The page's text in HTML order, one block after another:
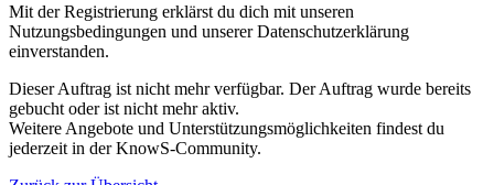
Mit der Registrierung erklärst du dich mit unseren
Nutzungsbedingungen und unserer Datenschutzerklärung
einverstanden.
Dieser Auftrag ist nicht mehr verfügbar. Der Auftrag wurde bereits
gebucht oder ist nicht mehr aktiv.
Weitere Angebote und Unterstützungsmöglichkeiten findest du
jederzeit in der KnowS-Community.